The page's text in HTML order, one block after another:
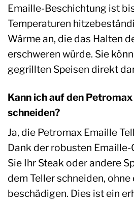
Emaille-Beschichtung ist
Temperaturen
Wärme an, die das Halten
erschweren würde. Sie
gegrillten Speisen direkt
Kann ich auf den
schneiden?
Ja, die Petromax Emaille
Dank der robusten
Sie Ihr Steak oder andere
dem Teller schneiden,
beschädigen. Dies ist ein